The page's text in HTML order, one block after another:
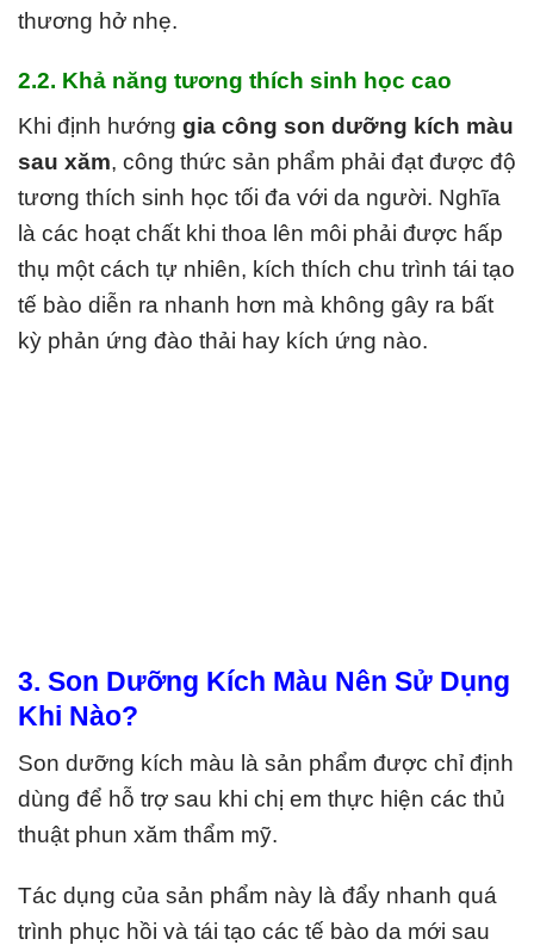
thương hở nhẹ.
2.2. Khả năng tương thích sinh học cao
Khi định hướng gia công son dưỡng kích màu
sau xăm, công thức sản phẩm phải đạt được độ
tương thích sinh học tối đa với da người. Nghĩa
là các hoạt chất khi thoa lên môi phải được hấp
thụ một cách tự nhiên, kích thích chu trình tái tạo
tế bào diễn ra nhanh hơn mà không gây ra bất
kỳ phản ứng đào thải hay kích ứng nào.
3. Son Dưỡng Kích Màu Nên Sử Dụng
Khi Nào?
Son dưỡng kích màu là sản phẩm được chỉ định
dùng để hỗ trợ sau khi chị em thực hiện các thủ
thuật phun xăm thẩm mỹ.
Tác dụng của sản phẩm này là đẩy nhanh quá
trình phục hồi và tái tạo các tế bào da mới sau